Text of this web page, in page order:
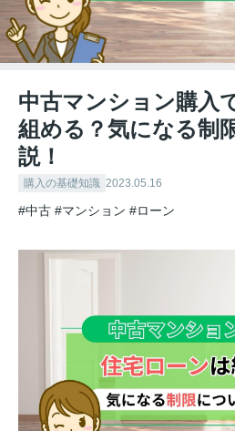
中古マンション購入
組める？気になる制
説！
購入の基礎知識 2023.05.16
#中古 #マンション #ローン